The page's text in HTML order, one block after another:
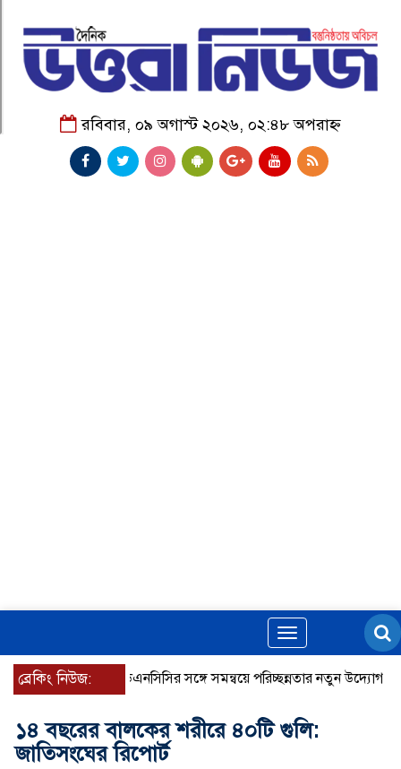
রবিবার, ০৯ অগাস্ট ২০২৬, ০২:৪৮ অপরাহ্ন
Toggle
navigation
ব্রেকিং নিউজ:ডিএনসিসির সঙ্গে সমন্বয়ে পরিচ্ছন্নতার নতুন উদ্যোগ নিকুঞ্জ-
১৪ বছরের বালকের শরীরে ৪০টি গুলি:
জাতিসংঘের রিপোর্ট